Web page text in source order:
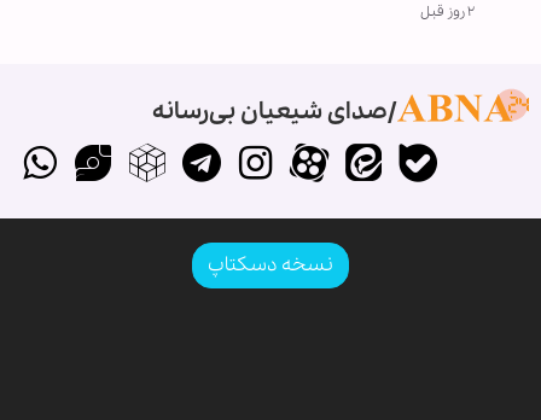
۲ روز قبل
صدای شیعیان بی‌رسانه
نسخه دسکتاپ